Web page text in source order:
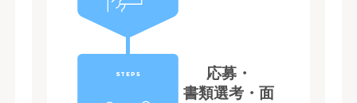
STEP5
応募・
書類選考・面